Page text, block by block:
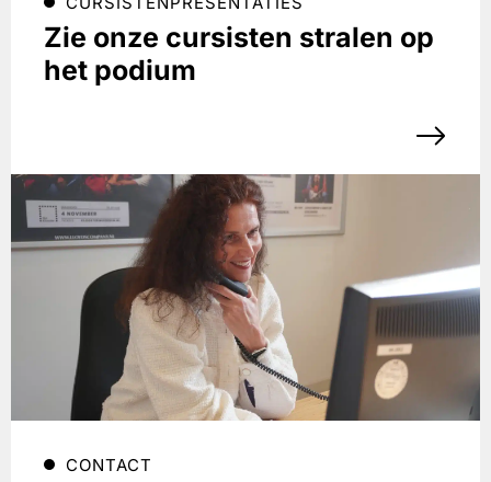
Zie onze cursisten stralen op
het podium
CONTACT